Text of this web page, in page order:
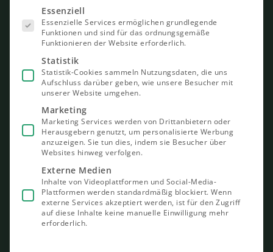
Es folgt
eine Liste
der Service-
Gruppen,
für die eine
Einwilligung
erteilt
werden
kann. Die
erste
Service-
Gruppe ist
essenziell
und kann
nicht
abgewählt
Essenziell
Essenzielle Services ermöglichen grundlegende
Funktionen und sind für das ordnungsgemäße
Funktionieren der Website erforderlich.
Statistik
Statistik-Cookies sammeln Nutzungsdaten, die uns
Aufschluss darüber geben, wie unsere Besucher mit
unserer Website umgehen.
Marketing
Marketing Services werden von Drittanbietern oder
Herausgebern genutzt, um personalisierte Werbung
anzuzeigen. Sie tun dies, indem sie Besucher über
Websites hinweg verfolgen.
Externe Medien
Inhalte von Videoplattformen und Social-Media-
Plattformen werden standardmäßig blockiert. Wenn
externe Services akzeptiert werden, ist für den Zugriff
auf diese Inhalte keine manuelle Einwilligung mehr
erforderlich.